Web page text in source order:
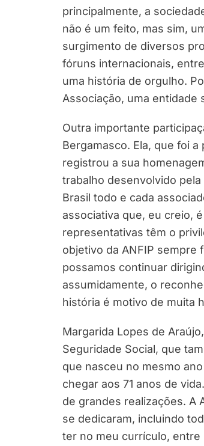
principalmente, a
não é um feito, mas sim,
surgimento de diversos
fóruns internacionais,
uma história de orgulho.
Associação, uma entidade
Outra importante
Bergamasco. Ela, que foi
registrou a sua
trabalho desenvolvido
Brasil todo e cada
associativa que, eu creio,
representativas têm o
objetivo da ANFIP sempre
possamos continuar
assumidamente, o
história é motivo de muita
Margarida Lopes de
Seguridade Social, que
que nasceu no mesmo
chegar aos 71 anos de
de grandes realizações. A
se dedicaram, incluindo
ter no meu currículo, entre